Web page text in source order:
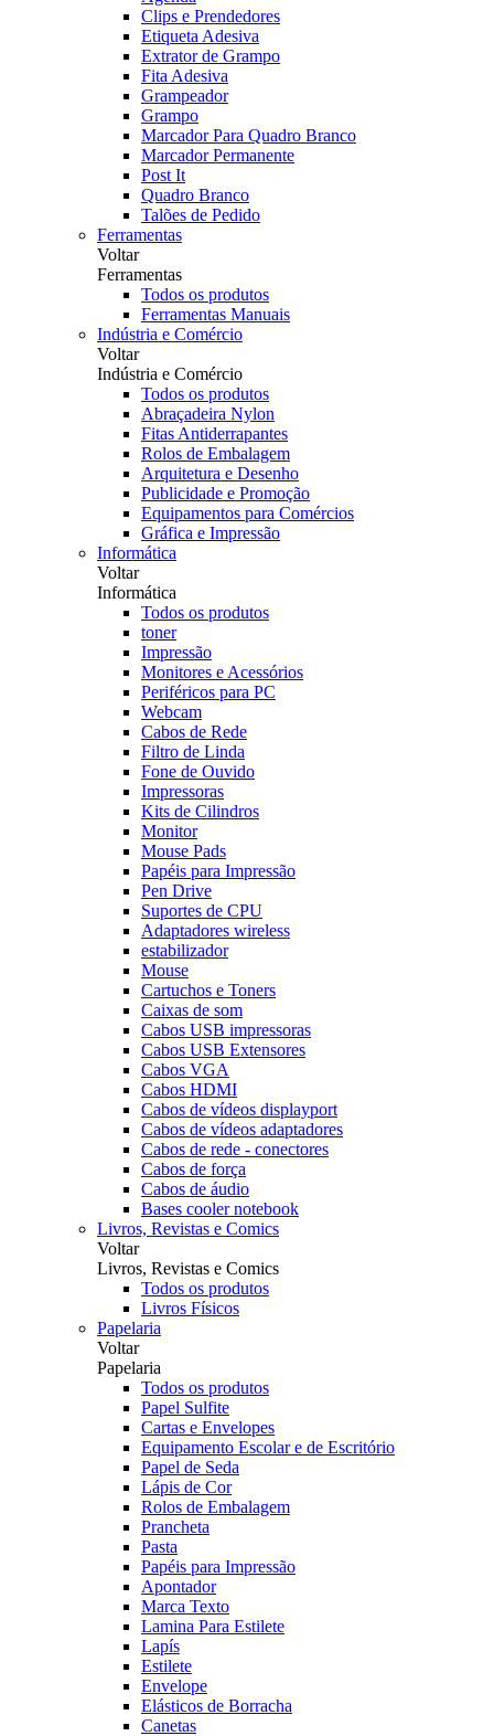
Clips e Prendedores
Etiqueta Adesiva
Extrator de Grampo
Fita Adesiva
Grampeador
Grampo
Marcador Para Quadro Branco
Marcador Permanente
Post It
Quadro Branco
Talões de Pedido
Ferramentas
Voltar
Ferramentas
Todos os produtos
Ferramentas Manuais
Indústria e Comércio
Voltar
Indústria e Comércio
Todos os produtos
Abraçadeira Nylon
Fitas Antiderrapantes
Rolos de Embalagem
Arquitetura e Desenho
Publicidade e Promoção
Equipamentos para Comércios
Gráfica e Impressão
Informática
Voltar
Informática
Todos os produtos
toner
Impressão
Monitores e Acessórios
Periféricos para PC
Webcam
Cabos de Rede
Filtro de Linda
Fone de Ouvido
Impressoras
Kits de Cilindros
Monitor
Mouse Pads
Papéis para Impressão
Pen Drive
Suportes de CPU
Adaptadores wireless
estabilizador
Mouse
Cartuchos e Toners
Caixas de som
Cabos USB impressoras
Cabos USB Extensores
Cabos VGA
Cabos HDMI
Cabos de vídeos displayport
Cabos de vídeos adaptadores
Cabos de rede - conectores
Cabos de força
Cabos de áudio
Bases cooler notebook
Livros, Revistas e Comics
Voltar
Livros, Revistas e Comics
Todos os produtos
Livros Físicos
Papelaria
Voltar
Papelaria
Todos os produtos
Papel Sulfite
Cartas e Envelopes
Equipamento Escolar e de Escritório
Papel de Seda
Lápis de Cor
Rolos de Embalagem
Prancheta
Pasta
Papéis para Impressão
Apontador
Marca Texto
Lamina Para Estilete
Lapís
Estilete
Envelope
Elásticos de Borracha
Canetas